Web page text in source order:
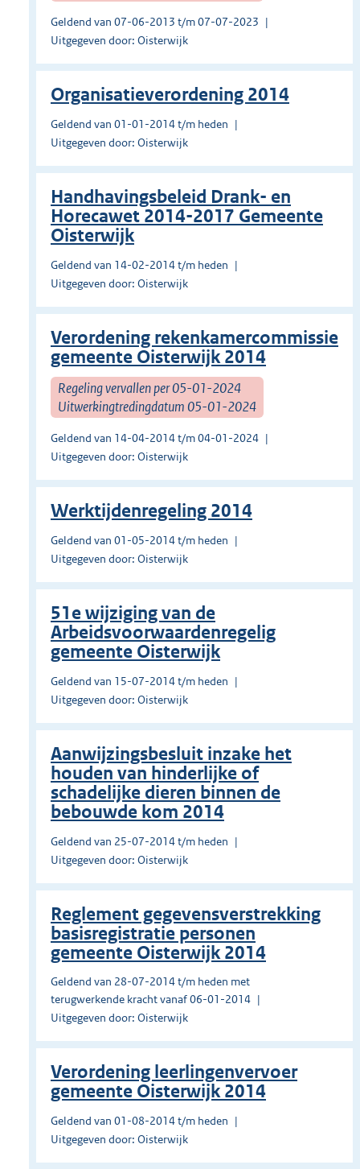
Geldend van 07-06-2013 t/m 07-07-2023
Uitgegeven door: Oisterwijk
Organisatieverordening 2014
Geldend van 01-01-2014 t/m heden
Uitgegeven door: Oisterwijk
Handhavingsbeleid Drank- en
Horecawet 2014-2017 Gemeente
Oisterwijk
Geldend van 14-02-2014 t/m heden
Uitgegeven door: Oisterwijk
Verordening rekenkamercommissie
gemeente Oisterwijk 2014
Regeling vervallen per 05-01-2024
Uitwerkingtredingdatum 05-01-2024
Geldend van 14-04-2014 t/m 04-01-2024
Uitgegeven door: Oisterwijk
Werktijdenregeling 2014
Geldend van 01-05-2014 t/m heden
Uitgegeven door: Oisterwijk
51e wijziging van de
Arbeidsvoorwaardenregelig
gemeente Oisterwijk
Geldend van 15-07-2014 t/m heden
Uitgegeven door: Oisterwijk
Aanwijzingsbesluit inzake het
houden van hinderlijke of
schadelijke dieren binnen de
bebouwde kom 2014
Geldend van 25-07-2014 t/m heden
Uitgegeven door: Oisterwijk
Reglement gegevensverstrekking
basisregistratie personen
gemeente Oisterwijk 2014
Geldend van 28-07-2014 t/m heden met
terugwerkende kracht vanaf 06-01-2014
Uitgegeven door: Oisterwijk
Verordening leerlingenvervoer
gemeente Oisterwijk 2014
Geldend van 01-08-2014 t/m heden
Uitgegeven door: Oisterwijk